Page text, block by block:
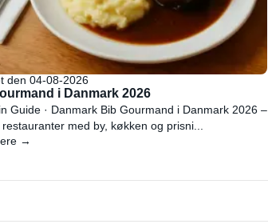
den 04-08-2026
i Danmark 2026
Guide · Danmark Bib Gourmand i Danmark 2026 –
med by, køkken og prisni...
→